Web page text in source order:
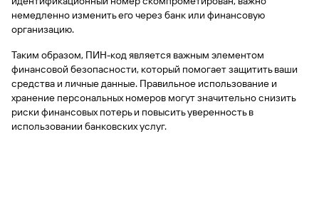
немедленно изменить его через банк или финансовую
организацию.
Таким образом, ПИН-код является важным элементом
финансовой безопасности, который помогает защитить ваши
средства и личные данные. Правильное использование и
хранение персональных номеров могут значительно снизить
риски финансовых потерь и повысить уверенность в
использовании банковских услуг.